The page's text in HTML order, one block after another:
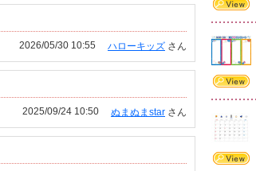
ハローキッズ さん
2026/05/30 10:55
ぬまぬまstar さん
2025/09/24 10:50